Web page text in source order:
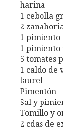
harina
1 cebolla
2
1 pimiento
1 pimiento
6 tomates
1 caldo de
laurel
Pimentón
Sal y
Tomillo y
2 cdas de